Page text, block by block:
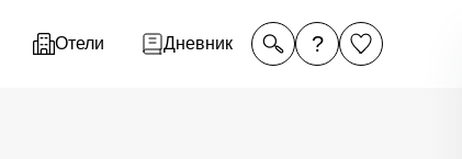
Отели Дневник ?